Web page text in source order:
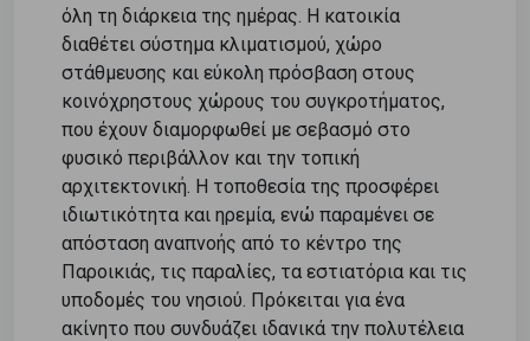
όλη τη διάρκεια της ημέρας. Η κατοικία
διαθέτει σύστημα κλιματισμού, χώρο
στάθμευσης και εύκολη πρόσβαση στους
κοινόχρηστους χώρους του συγκροτήματος,
που έχουν διαμορφωθεί με σεβασμό στο
φυσικό περιβάλλον και την τοπική
αρχιτεκτονική. Η τοποθεσία της προσφέρει
ιδιωτικότητα και ηρεμία, ενώ παραμένει σε
απόσταση αναπνοής από το κέντρο της
Παροικιάς, τις παραλίες, τα εστιατόρια και τις
υποδομές του νησιού. Πρόκειται για ένα
ακίνητο που συνδυάζει ιδανικά την πολυτέλεια